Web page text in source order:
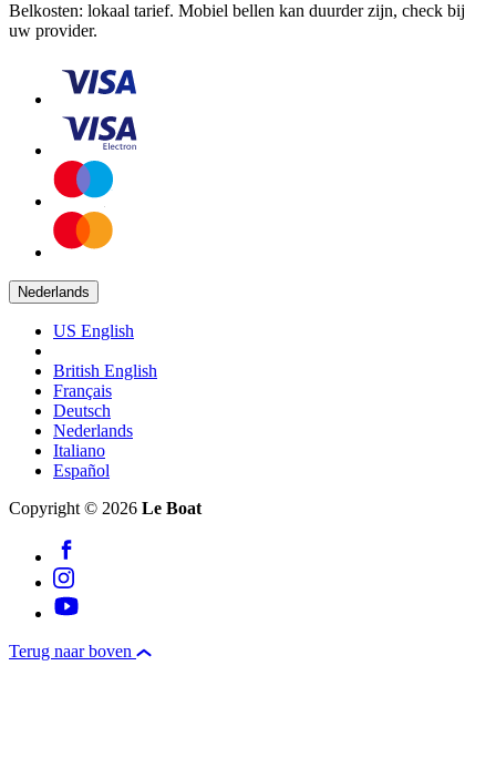
Belkosten: lokaal tarief. Mobiel bellen kan duurder zijn, check bij
uw provider.
Nederlands
US English
British English
Français
Deutsch
Nederlands
Italiano
Español
Copyright © 2026 Le Boat
Terug naar boven